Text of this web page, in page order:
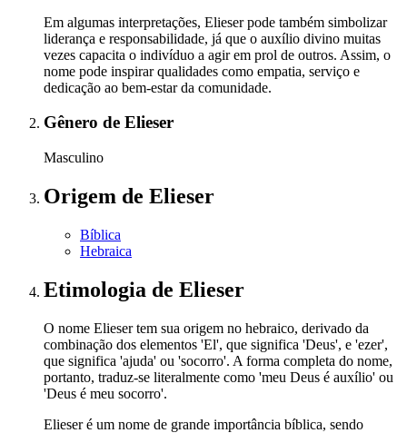
Em algumas interpretações, Elieser pode também simbolizar
liderança e responsabilidade, já que o auxílio divino muitas
vezes capacita o indivíduo a agir em prol de outros. Assim, o
nome pode inspirar qualidades como empatia, serviço e
dedicação ao bem-estar da comunidade.
Gênero de Elieser
Masculino
Origem de Elieser
Bíblica
Hebraica
Etimologia de Elieser
O nome Elieser tem sua origem no hebraico, derivado da
combinação dos elementos 'El', que significa 'Deus', e 'ezer',
que significa 'ajuda' ou 'socorro'. A forma completa do nome,
portanto, traduz-se literalmente como 'meu Deus é auxílio' ou
'Deus é meu socorro'.
Elieser é um nome de grande importância bíblica, sendo